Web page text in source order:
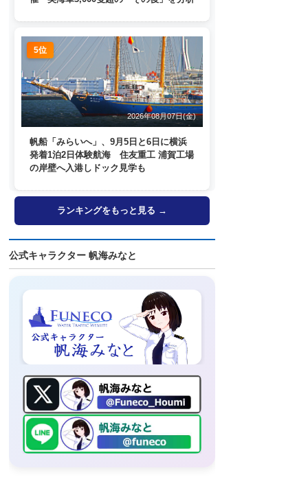
5位
2026年08月07日(金)
帆船「みらいへ」、9月5日と6日に横浜
発着1泊2日体験航海 住友重工 浦賀工場
の岸壁へ入港しドック見学も
ランキングをもっと見る →
公式キャラクター 帆海みなと